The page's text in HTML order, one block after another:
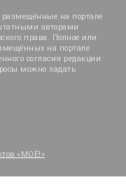
на портале
авторами
права. Полное или
на портале
согласия редакции
можно задать
«МОЁ!»